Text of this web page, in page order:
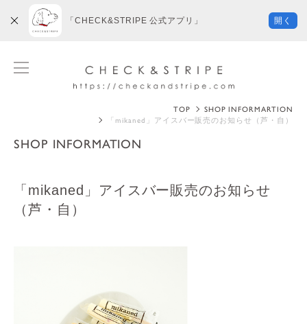
TOP
SHOP INFORMARTION
「mikaned」アイスバー販売のお知らせ（芦・自）
SHOP INFORMATION
「mikaned」アイスバー販売のお知らせ
（芦・自）
「CHECK&STRIPE 公式アプリ」 開く